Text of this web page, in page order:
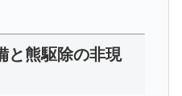
と熊駆除の非現